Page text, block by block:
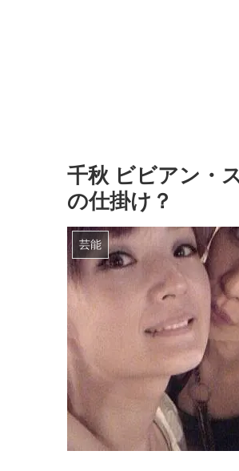
千秋 ビビアン・
の仕掛け？
芸能